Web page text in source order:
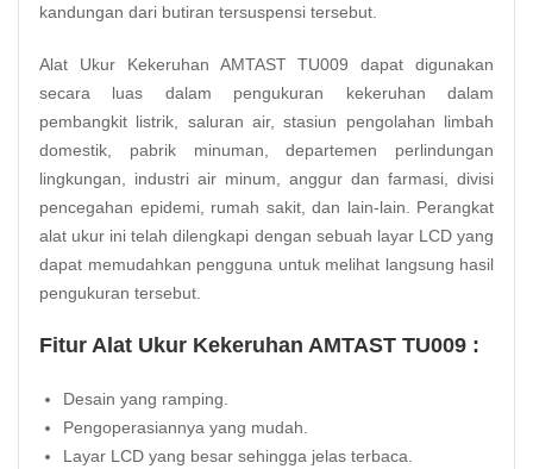
kandungan dari butiran tersuspensi tersebut.
Alat Ukur Kekeruhan AMTAST TU009 dapat digunakan
secara luas dalam pengukuran kekeruhan dalam
pembangkit listrik, saluran air, stasiun pengolahan limbah
domestik, pabrik minuman, departemen perlindungan
lingkungan, industri air minum, anggur dan farmasi, divisi
pencegahan epidemi, rumah sakit, dan lain-lain. Perangkat
alat ukur ini telah dilengkapi dengan sebuah layar LCD yang
dapat memudahkan pengguna untuk melihat langsung hasil
pengukuran tersebut.
Fitur Alat Ukur Kekeruhan AMTAST TU009 :
Desain yang ramping.
Pengoperasiannya yang mudah.
Layar LCD yang besar sehingga jelas terbaca.